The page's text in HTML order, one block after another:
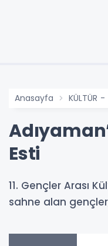
Anasayfa KÜLTÜR -
Esti
11. Gençler Arası
sahne alan